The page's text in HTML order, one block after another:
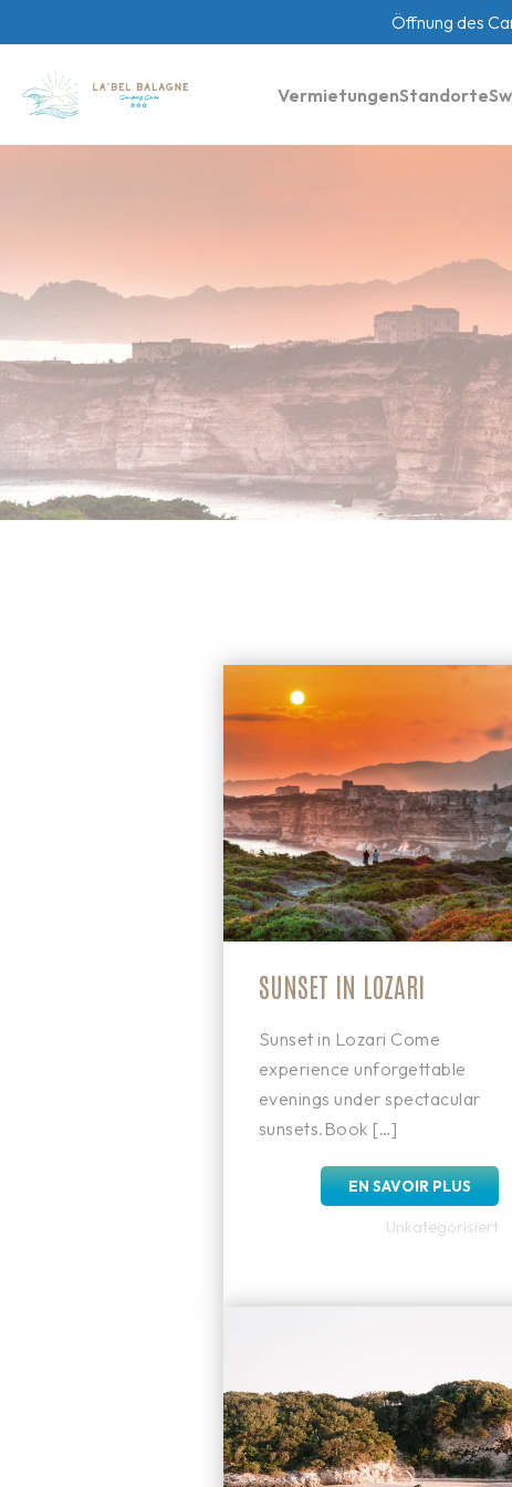
Öffnung des
VermietungenStandorte
SUNSET IN LOZARI
Sunset in Lozari Come
experience unforgettable
evenings under spectacular
sunsets.Book […]
EN SAVOIR PLUS
Unkategorisiert